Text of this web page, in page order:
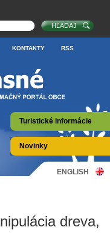
Turistické informácie
Novinky
KONTAKTY RSS
ENGLISH
dreva,